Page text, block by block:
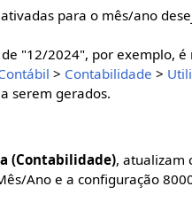
para o mês/ano
"12/2024", por exemplo, é
> Contabilidade >
serem gerados.
(Contabilidade), atualizam
Ano e a configuração